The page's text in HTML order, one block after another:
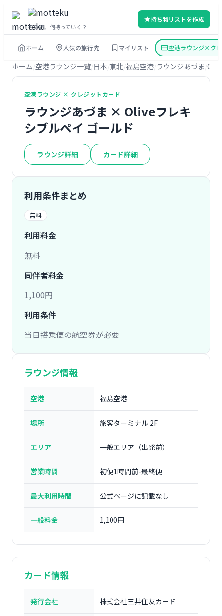
その旅、何持っていく？
持ち物リストを作成
ホーム 人気の旅行先 マイリスト 空港ラウンジ×ク
ホーム 空港ラウンジ一覧 日本 東北 福島空港 ラウンジあづま
空港ラウンジ × クレジットカード
ラウンジあづま × Oliveフレキ
シブルペイ ゴールド
ラウンジ詳細 カード詳細
利用条件まとめ
無料
利用料金
無料
同伴者料金
1,100円
利用条件
当日搭乗便の航空券が必要
ラウンジ情報
空港 福島空港
場所 旅客ターミナル 2F
エリア 一般エリア（出発前）
営業時間 初便1時間前-最終便
最大利用時間 公式ページに記載なし
一般料金 1,100円
カード情報
発行会社 株式会社三井住友カード